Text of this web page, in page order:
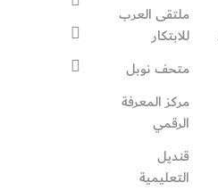
ملتقى العرب
للابتكار
متحف نوبل
مركز المعرفة
الرقمي
قنديل
التعليمية